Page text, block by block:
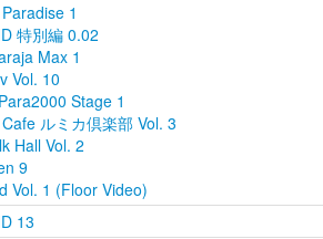
1
特別編 0.02
Max 1
Vol. 10
Stage 1
ルミカ倶楽部 Vol. 3
Hall Vol. 2
9
Vol. 1 (Floor Video)
13